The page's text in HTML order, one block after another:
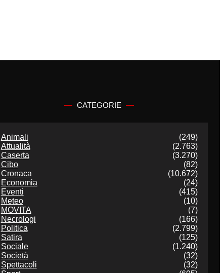
CATEGORIE
Animali
(249)
Attualità
(2.763)
Caserta
(3.270)
Cibo
(82)
Cronaca
(10.672)
Economia
(24)
Eventi
(415)
Meteo
(10)
MOVITA
(7)
Necrologi
(166)
Politica
(2.799)
Satira
(125)
Sociale
(1.240)
Società
(32)
Spettacoli
(32)